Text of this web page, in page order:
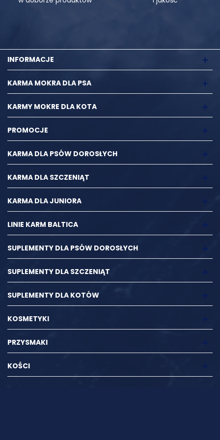
INFORMACJE
KARMA MOKRA DLA PSA
KARMY MOKRE DLA KOTA
PROMOCJE
KARMA DLA PSÓW DOROSŁYCH
KARMA DLA SZCZENIĄT
KARMA DLA JUNIORA
LINIE KARM BALTICA
SUPLEMENTY DLA PSÓW DOROSŁYCH
SUPLEMENTY DLA SZCZENIĄT
SUPLEMENTY DLA KOTÓW
KOSMETYKI
PRZYSMAKI
KOŚCI